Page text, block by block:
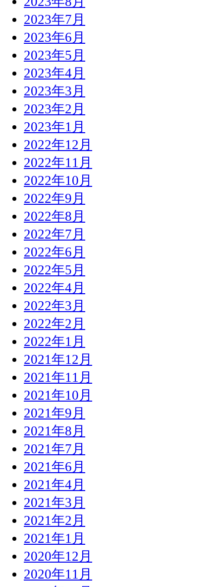
2023年7月
2023年6月
2023年5月
2023年4月
2023年3月
2023年2月
2023年1月
2022年12月
2022年11月
2022年10月
2022年9月
2022年8月
2022年7月
2022年6月
2022年5月
2022年4月
2022年3月
2022年2月
2022年1月
2021年12月
2021年11月
2021年10月
2021年9月
2021年8月
2021年7月
2021年6月
2021年4月
2021年3月
2021年2月
2021年1月
2020年12月
2020年11月